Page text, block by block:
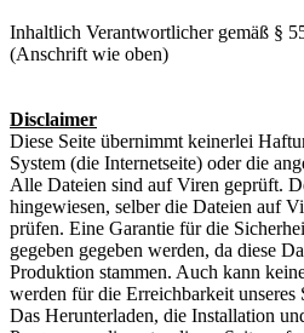
Inhaltlich Verantwortlicher gemäß §
(Anschrift wie oben)
Disclaimer
Diese Seite übernimmt keinerlei
System (die Internetseite) oder die
Alle Dateien sind auf Viren geprüft.
hingewiesen, selber die Dateien auf
prüfen. Eine Garantie für die
gegeben gegeben werden, da diese
Produktion stammen. Auch kann
werden für die Erreichbarkeit unseres
Das Herunterladen, die Installation